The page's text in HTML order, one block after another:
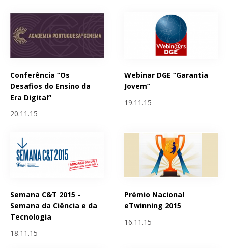
Conferência “Os
Desafios do Ensino da
Era Digital”
20.11.15
Webinar DGE “Garantia
Jovem”
19.11.15
Semana C&T 2015 -
Semana da Ciência e da
Tecnologia
18.11.15
Prémio Nacional
eTwinning 2015
16.11.15